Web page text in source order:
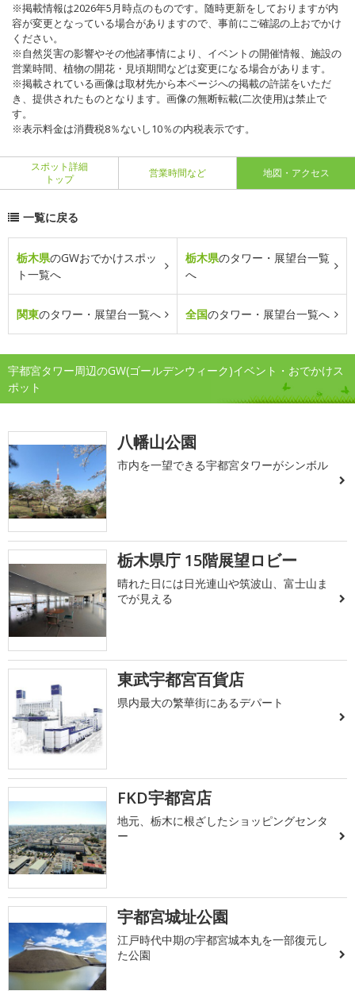
※掲載情報は2026年5月時点のものです。随時更新をしておりますが内
容が変更となっている場合がありますので、事前にご確認の上おでかけ
ください。
※自然災害の影響やその他諸事情により、イベントの開催情報、施設の
営業時間、植物の開花・見頃期間などは変更になる場合があります。
※掲載されている画像は取材先から本ページへの掲載の許諾をいただ
き、提供されたものとなります。画像の無断転載(二次使用)は禁止で
す。
※表示料金は消費税8％ないし10％の内税表示です。
スポット詳細
トップ
営業時間など 地図・アクセス
一覧に戻る
栃木県のGWおでかけスポッ
ト一覧へ
栃木県のタワー・展望台一覧
へ
関東のタワー・展望台一覧へ 全国のタワー・展望台一覧へ
宇都宮タワー周辺のGW(ゴールデンウィーク)イベント・おでかけス
ポット
八幡山公園
市内を一望できる宇都宮タワーがシンボル
栃木県庁 15階展望ロビー
晴れた日には日光連山や筑波山、富士山ま
でが見える
東武宇都宮百貨店
県内最大の繁華街にあるデパート
FKD宇都宮店
地元、栃木に根ざしたショッピングセンタ
ー
宇都宮城址公園
江戸時代中期の宇都宮城本丸を一部復元し
た公園